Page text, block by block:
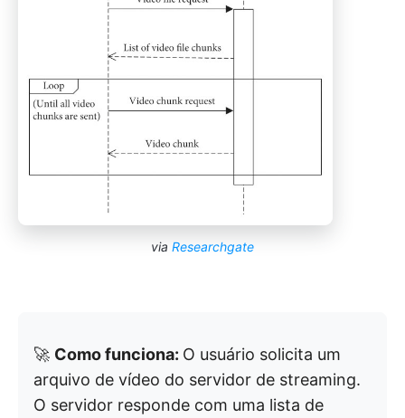
via Researchgate
🚀 Como funciona: O usuário solicita um
arquivo de vídeo do servidor de streaming.
O servidor responde com uma lista de